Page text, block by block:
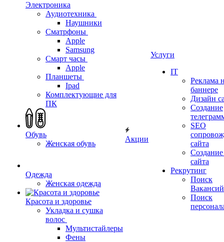
Электроника
Аудиотехника
Наушники
Сматрфоны
Apple
Samsung
Смарт часы
Apple
Планшеты
Ipad
Комплектующие для
ПК
Обувь
Женская обувь
Одежда
Женская одежда
Красота и здоровье
Укладка и сушка
волос
Мультистайлеры
Фены
Акции
Услуги
IT
Реклама
баннере
Дизайн
Создание
SEO
сайта
сайта
Рекрутинг
Поиск
Вакансий
Поиск